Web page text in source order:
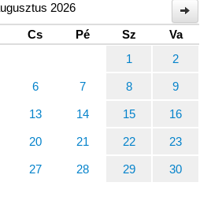
2026
Cs Pé Sz
Va
1
2
6 7 8 9
13 14 15 16
20 21 22 23
27 28 29 30